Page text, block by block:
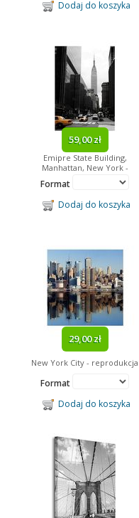
Dodaj do koszyka
59,00 zł
Emipre State Building,
Manhattan, New York -
Format
Dodaj do koszyka
29,00 zł
New York City - reprodukcja
Format
Dodaj do koszyka